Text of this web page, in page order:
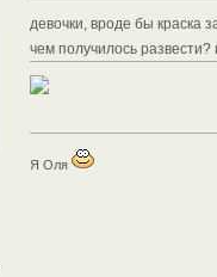
девочки, вроде бы краска
чем получилось развести?
Я Оля